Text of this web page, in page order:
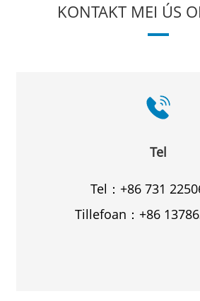
KONTAKT MEI ÚS
Tel
Tel：+86 731
Tillefoan：+86